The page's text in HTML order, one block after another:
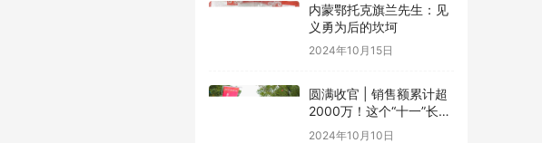
内蒙鄂托克旗兰先生：见
义勇为后的坎坷
2024年10月15日
圆满收官 | 销售额累计超
2000万！这个“十一”长
假，赤壁火了！
2024年10月10日